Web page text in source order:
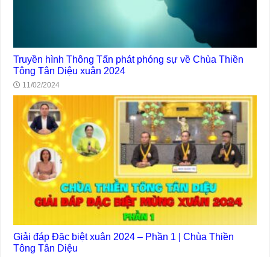
Truyền hình Thông Tấn phát phóng sự về Chùa Thiền
Tông Tân Diệu xuân 2024
11/02/2024
Giải đáp Đặc biệt xuân 2024 – Phần 1 | Chùa Thiền
Tông Tân Diệu